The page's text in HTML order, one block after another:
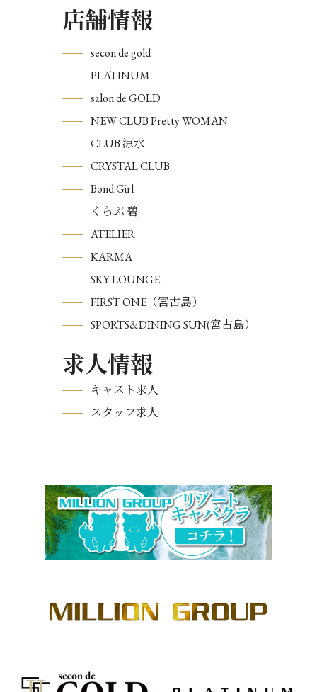
店舗情報
secon de gold
PLATINUM
salon de GOLD
NEW CLUB Pretty WOMAN
CLUB 涼水
CRYSTAL CLUB
Bond Girl
くらぶ 碧
ATELIER
KARMA
SKY LOUNGE
FIRST ONE（宮古島）
SPORTS&DINING SUN(宮古島）
求人情報
キャスト求人
スタッフ求人